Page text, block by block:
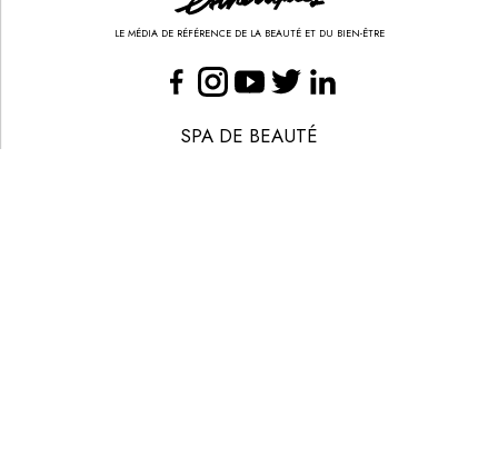
LE MÉDIA DE RÉFÉRENCE DE LA BEAUTÉ ET DU BIEN-ÊTRE
SPA DE BEAUTÉ